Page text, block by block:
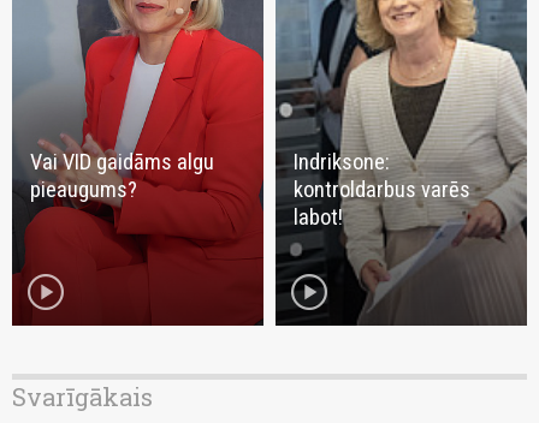
Vai VID gaidāms algu
pieaugums?
play_circle
Indriksone:
kontroldarbus varēs
labot!
play_circle
Svarīgākais